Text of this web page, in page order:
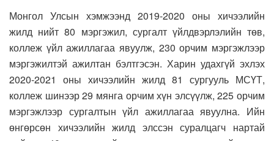
Монгол Улсын хэмжээнд 2019-2020 оны хичээлийн
жилд нийт 80 мэргэжил, сургалт үйлдвэрлэлийн төв,
коллеж үйл ажиллагаа явуулж, 230 орчим мэргэжлээр
мэргэжилтэй ажилтан бэлтгэсэн. Харин удахгүй эхлэх
2020-2021 оны хичээлийн жилд 81 сургууль МСҮТ,
коллеж шинээр 29 мянга орчим хүн элсүүлж, 225 орчим
мэргэжлээр сургалтын үйл ажиллагаа явуулна. Ийн
өнгөрсөн хичээлийн жилд элссэн суралцагч нартай